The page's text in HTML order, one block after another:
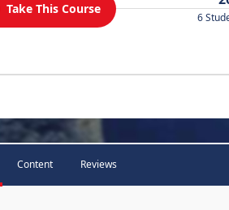
Take This Course
6
Content Reviews